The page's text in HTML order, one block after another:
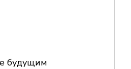
будущим